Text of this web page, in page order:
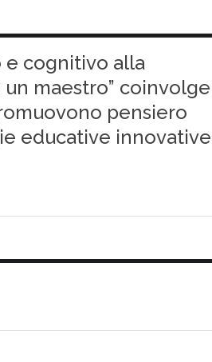
e cognitivo alla
maestro” coinvolge
pensiero
educative innovative